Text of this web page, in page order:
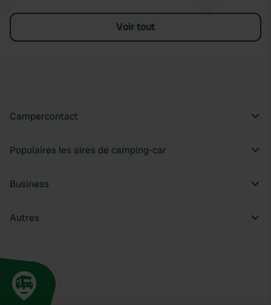
Voir tout
Campercontact
Populaires les aires de camping-car
Business
Autres